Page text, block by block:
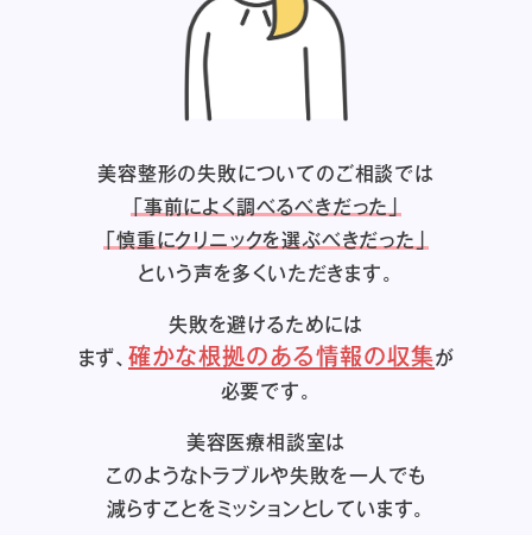
美容整形の失敗についてのご相談では
「事前によく調べるべきだった」
「慎重にクリニックを選ぶべきだった」
という声を多くいただきます。
失敗を避けるためには
まず、確かな根拠のある情報の収集が
必要です。
美容医療相談室は
このようなトラブルや失敗を一人でも
減らすことをミッションとしています。